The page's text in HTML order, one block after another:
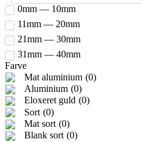
0mm — 10mm
11mm — 20mm
21mm — 30mm
31mm — 40mm
Farve
Mat aluminium (0)
Aluminium (0)
Eloxeret guld (0)
Sort (0)
Mat sort (0)
Blank sort (0)